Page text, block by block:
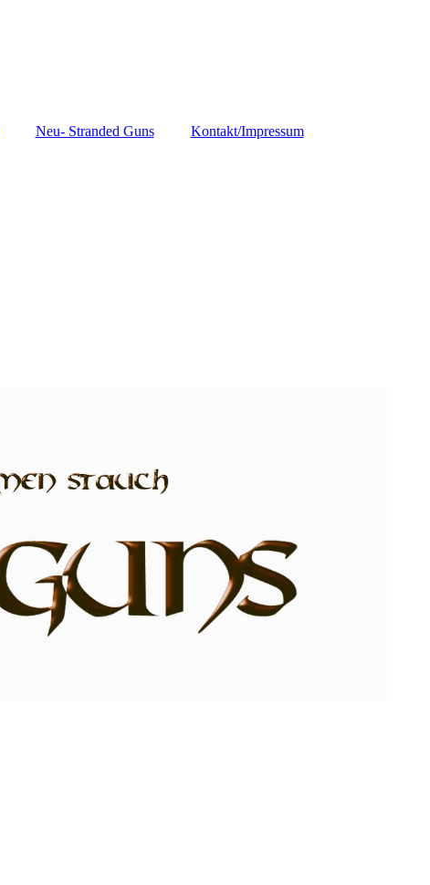
Neu- Stranded Guns Kontakt/Impressum